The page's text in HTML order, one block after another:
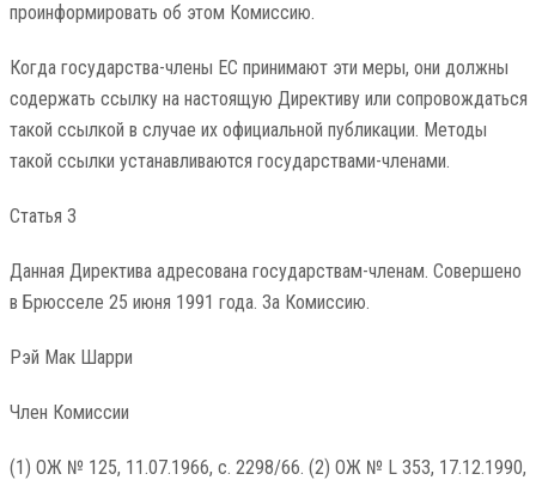
проинформировать об этом Комиссию.
Когда государства-члены ЕС принимают эти меры, они должны
содержать ссылку на настоящую Директиву или сопровождаться
такой ссылкой в ​​случае их официальной публикации. Методы
такой ссылки устанавливаются государствами-членами.
Статья 3
Данная Директива адресована государствам-членам. Совершено
в Брюсселе 25 июня 1991 года. За Комиссию.
Рэй Мак Шарри
Член Комиссии
(1) ОЖ № 125, 11.07.1966, с. 2298/66. (2) ОЖ № L 353, 17.12.1990,